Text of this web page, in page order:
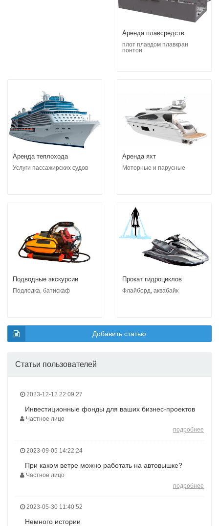
Аренда плавсредств
плот плавдом плавкран
понтон
Аренда теплохода
Услуги пассажирских судов
Аренда яхт
Моторные и парусные
Подводные экскурсии
Подлодка, батискаф
Прокат гидроциклов
Флайборд, аквабайк
Добавить статью
Статьи пользователей
2023-12-12 22:09:27
Инвестиционные фонды для ваших бизнес-проектов
Частное лицо
подробнее
2023-09-05 14:22:24
При каком ветре можно работать на автовышке?
Частное лицо
подробнее
2023-05-30 11:40:52
Немного истории